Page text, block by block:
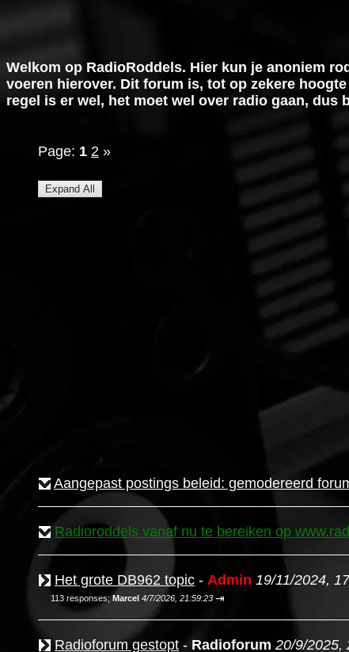
Welkom op RadioRoddels. Hier kun je anoniem
voeren hierover. Dit forum is, tot op zekere
regel is er wel, het moet wel over radio gaan, dus
Page: 1 2 »
Aangepast postings beleid: gemodereerd
Radioroddels vanaf nu te bereiken op
Het grote DB962 topic - Admin 19/11/2024,
113 responses;Marcel 4/7/2026, 21:59:23 ⇥
Radioforum gestopt - Radioforum 20/9/2025,